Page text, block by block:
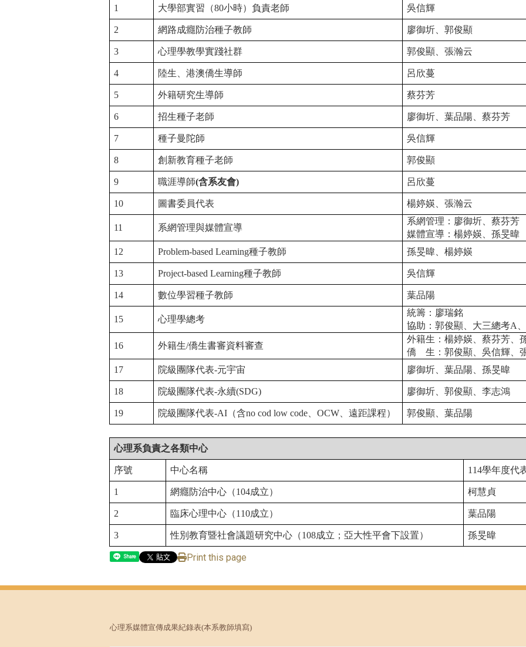
1 大學部實習（80小時）負責老師 吳信輝
2 網路成癮防治種子教師 廖御圻、郭俊顯
3 心理學教學實踐社群 郭俊顯、張瀚云
4 陸生、港澳僑生導師 呂欣蔓
5 外籍研究生導師 蔡芬芳
6 招生種子老師 廖御圻、葉品陽 蔡芬芳
7 種子曼陀師 吳信輝
8 創新教育種子老師 郭俊顯
9 職涯導師(含系友會) 呂欣蔓
10 圖書委員代表 楊婷媖、張瀚云
11 系網管理與媒體宣導
系網管理：廖御圻
蔡芬芳
媒體宣導：楊婷媖 、孫旻暐
12
Problem-based Learning種子教師 孫旻暐、楊婷媖
13 Project-based Learning種子教師 吳信輝
14 數位學習種子教師 葉品陽
15 心理學總考
統籌：廖瑞銘
協助： 郭俊顯 大三總考A
16
外籍生/僑生書審資料審查
外籍生：楊婷媖、 蔡芬芳 、
僑 生：郭俊顯、吳信輝、
17
院級團隊代表-元宇宙 廖御圻、葉品陽、孫旻暐
18 院級團隊代表-永續(SDG) 廖御圻、郭俊顯、李志鴻
19 院級團隊代表-AI （含no cod low code 、OCW 、遠距課程） 郭俊顯 葉品陽
心理系負責之各類中心
序號 中心名稱 114學年度代
1 網癮防治中心（104成立） 柯慧貞
2 臨床心理中心（110成立） 葉品陽
3 性別 教育暨社會議題研究中心（108成立；亞大性平會下設置） 孫旻暐
Share Print this page
心理系媒體宣傳成果紀錄表(本系教師填寫)